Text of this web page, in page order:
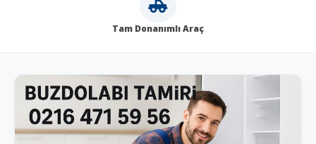
Tam Donanımlı Araç